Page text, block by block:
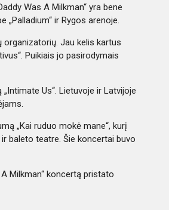
Was A Milkman“ yra bene
ir Rygos arenoje.
Jau kelis kartus
Puikiais jo pasirodymais
Us“. Lietuvoje ir Latvijoje
„Kai ruduo mokė mane“, kurį
baleto teatre. Šie koncertai buvo
Milkman“ koncertą pristato